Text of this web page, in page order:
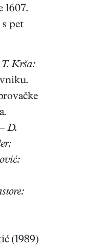
1607.
pet
T. Krša:
D.
(1989)